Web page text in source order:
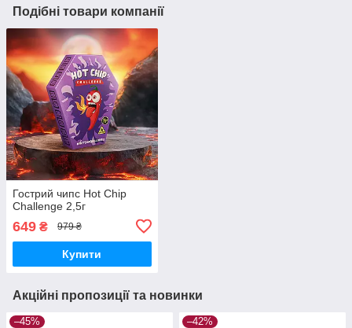
Подібні товари компанії
Гострий чипс Hot Chip
Challenge 2,5г
649 ₴ 979 ₴
Купити
Акційні пропозиції та новинки
–45% –42%